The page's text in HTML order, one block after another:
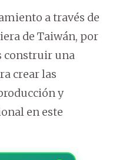
a través de
de Taiwán, por
construir una
crear las
y
en este